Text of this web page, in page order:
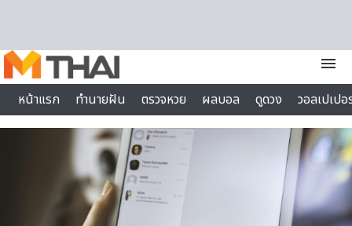
menu
หน้าแรก
ทำนายฝัน ตรวจหวย ผลบอล ดูดวง
วอลเปเป
ไลฟ์สไตล์